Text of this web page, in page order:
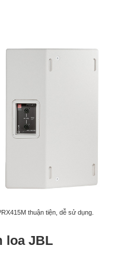
thuận tiện, dễ sử dụng.
loa JBL